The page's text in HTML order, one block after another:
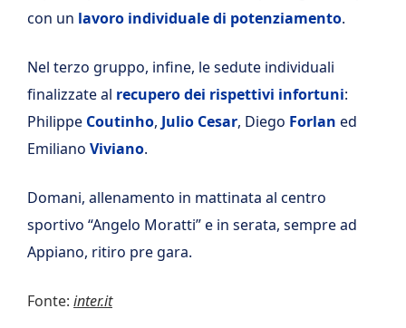
con un lavoro individuale di potenziamento.
Nel terzo gruppo, infine, le sedute individuali
finalizzate al recupero dei rispettivi infortuni:
Philippe Coutinho, Julio Cesar, Diego Forlan ed
Emiliano Viviano.
Domani, allenamento in mattinata al centro
sportivo “Angelo Moratti” e in serata, sempre ad
Appiano, ritiro pre gara.
Fonte: inter.it